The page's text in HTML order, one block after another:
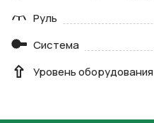
Руль
Система
Уровень оборудования